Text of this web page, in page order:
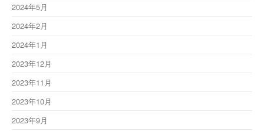
2024年5月
2024年2月
2024年1月
2023年12月
2023年11月
2023年10月
2023年9月